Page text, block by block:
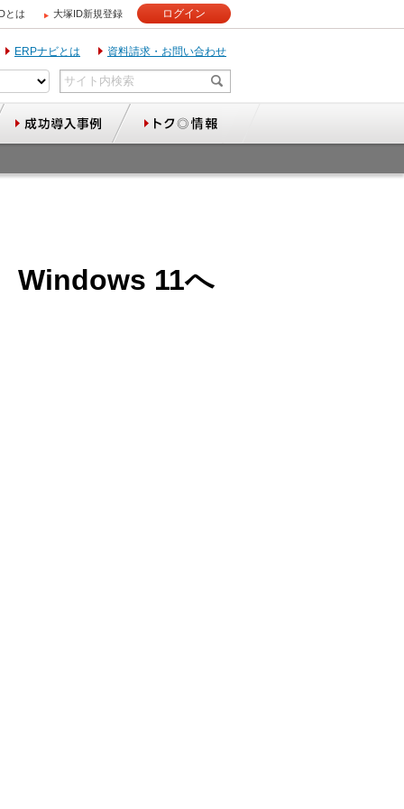
とは 大塚ID新規登録 ログイン
ERPナビとは 資料請求・お問い合わせ
Windows 11へ